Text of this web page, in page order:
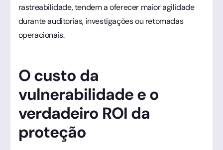
rastreabilidade, tendem a oferecer maior agilidade
durante auditorias, investigações ou retomadas
operacionais.
O custo da
vulnerabilidade e o
verdadeiro ROI da
proteção